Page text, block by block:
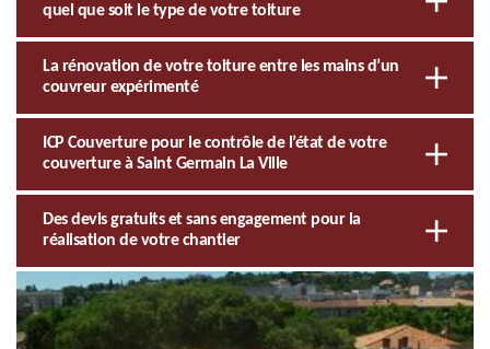
quel que soit le type de votre toiture
La rénovation de votre toiture entre les mains d’un
couvreur expérimenté
ICP Couverture pour le contrôle de l’état de votre
couverture à Saint Germain La Ville
Des devis gratuits et sans engagement pour la
réalisation de votre chantier